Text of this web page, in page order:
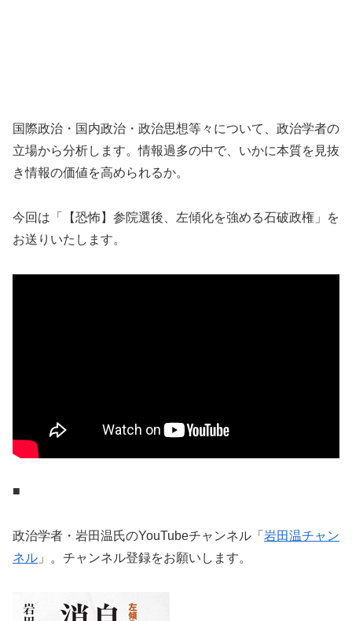
国際政治・国内政治・政治思想等々について、政治学者の
立場から分析します。情報過多の中で、いかに本質を見抜
き情報の価値を高められるか。
今回は「【恐怖】参院選後、左傾化を強める石破政権」を
お送りいたします。
■
政治学者・岩田温氏のYouTubeチャンネル「 岩田温チャン
ネル 」。チャンネル登録をお願いします。